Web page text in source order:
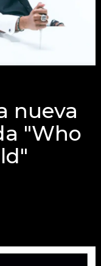
nueva
"Who